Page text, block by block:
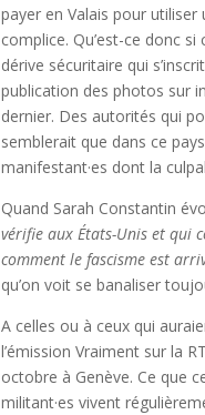
payer en Valais pour
complice. Qu’est-ce donc
dérive sécuritaire qui
publication des photos sur
dernier. Des autorités qui
semblerait que dans ce
manifestant·es dont la
Quand Sarah Constantin
vérifie aux États-Unis et qui
comment le fascisme est
qu’on voit se banaliser
A celles ou à ceux qui
l’émission Vraiment sur la
octobre à Genève. Ce que
militant·es vivent